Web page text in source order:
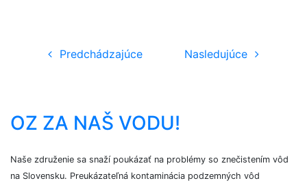
PredchádzajúcePredchádzajúce
Nasledujúce
OZ ZA NAŠ VODU!
Naše združenie sa snaží poukázať na problémy so znečistením vôd
na Slovensku. Preukázateľná kontaminácia podzemných vôd